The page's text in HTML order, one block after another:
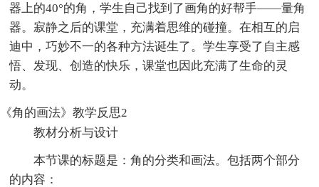
器上的40°的角，学生自己找到了画角的好帮手——量角
器。寂静之后的课堂，充满着思维的碰撞。在相互的启
迪中，巧妙不一的各种方法诞生了。学生享受了自主感
悟、发现、创造的快乐，课堂也因此充满了生命的灵
动。
《角的画法》教学反思2
教材分析与设计
本节课的标题是：角的分类和画法。包括两个部分
的内容：